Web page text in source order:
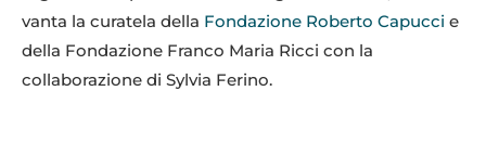
vanta la curatela della Fondazione Roberto Capucci e
della Fondazione Franco Maria Ricci con la
collaborazione di Sylvia Ferino.